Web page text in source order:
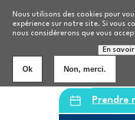
Nous utilisons des cookies pour
expérience sur notre site. Si vous
nous considérerons que vous
En
Ok Non, merci.
Prendre